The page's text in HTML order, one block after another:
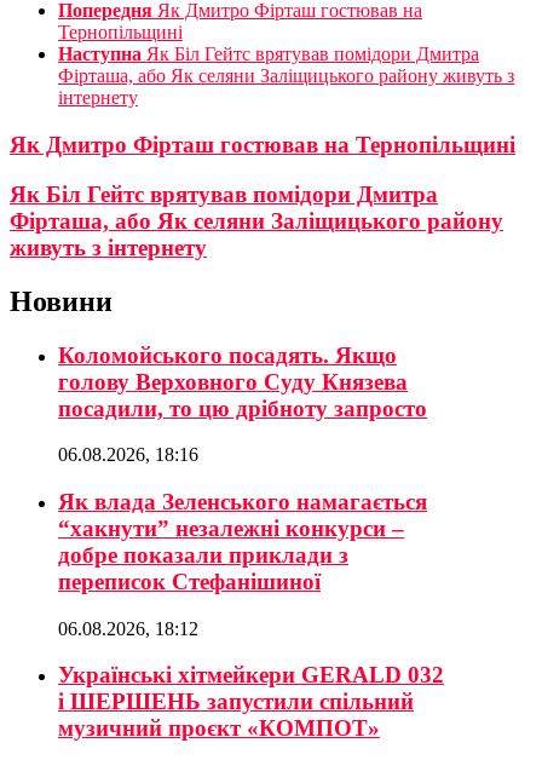
Попередня Як Дмитро Фірташ гостював на
Тернопільщині
Наступна Як Біл Гейтс врятував помідори Дмитра
Фірташа, або Як селяни Заліщицького району живуть з
інтернету
Як Дмитро Фірташ гостював на Тернопільщині
Як Біл Гейтс врятував помідори Дмитра
Фірташа, або Як селяни Заліщицького району
живуть з інтернету
Новини
Коломойського посадять. Якщо
голову Верховного Суду Князева
посадили, то цю дрібноту запросто
06.08.2026, 18:16
Як влада Зеленського намагається
“хакнути” незалежні конкурси –
добре показали приклади з
переписок Стефанішиної
06.08.2026, 18:12
Українські хітмейкери GERALD 032
і ШЕРШЕНЬ запустили спільний
музичний проєкт «КОМПОТ»